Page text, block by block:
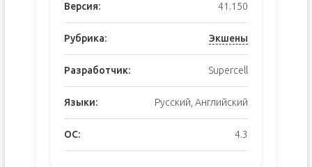
Версия: 41.150
Рубрика: Экшены
Разработчик: Supercell
Языки: Русский, Английский
ОС: 4.3